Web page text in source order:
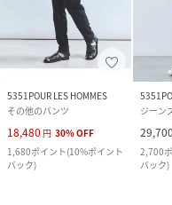
5351POUR LES HOMMES
その他のパンツ
18,480 円 30%OFF
1,680ポイント(10%ポイント
バック)
ジーン
29,700
2,700
バック)